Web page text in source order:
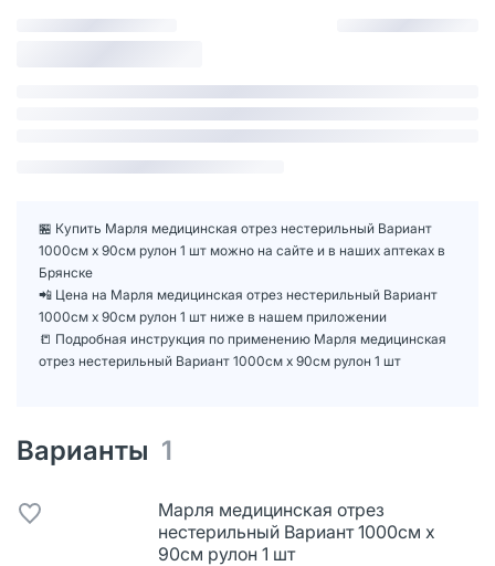
🏪 Купить Марля медицинская отрез нестерильный Вариант
1000см х 90см рулон 1 шт можно на сайте и в наших аптеках в
Брянске
📲 Цена на Марля медицинская отрез нестерильный Вариант
1000см х 90см рулон 1 шт ниже в нашем приложении
📒 Подробная инструкция по применению Марля медицинская
отрез нестерильный Вариант 1000см х 90см рулон 1 шт
Варианты 1
Марля медицинская отрез
нестерильный Вариант 1000см х
90см рулон 1 шт